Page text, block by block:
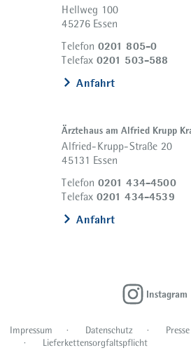
Hellweg 100
45276 Essen
Telefon 0201 805-0
Telefax 0201 503-588
Anfahrt
Ärztehaus am Alfried Krupp
Alfried-Krupp-Straße 20
45131 Essen
Telefon 0201 434-4500
Telefax 0201 434-4539
Anfahrt
Impressum Datenschutz Presse
Lieferkettensorgfaltspflicht
Instagram